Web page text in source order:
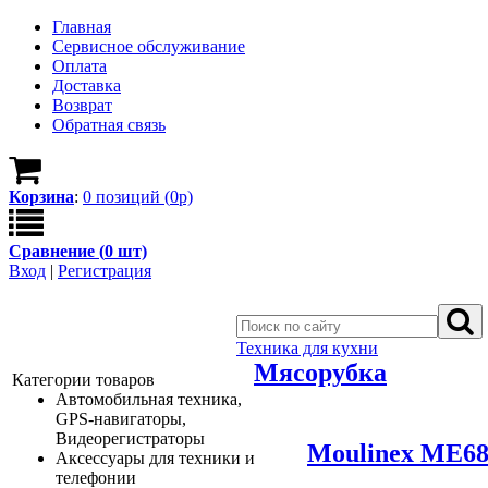
Главная
Сервисное обслуживание
Оплата
Доставка
Возврат
Обратная связь
Корзина: 0 позиций (0р)
Сравнение (0 шт)
Вход | Регистрация
Категории товаров
Автомобильная техника,
GPS-навигаторы,
Видеорегистраторы
Аксессуары для техники и
телефонии
Техника для кухни
Мясорубка
Moulinex